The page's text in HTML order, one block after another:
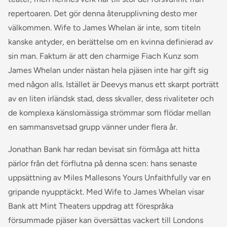
repertoaren. Det gör denna återupplivning desto mer
välkommen. Wife to James Whelan är inte, som titeln
kanske antyder, en berättelse om en kvinna definierad av
sin man. Faktum är att den charmige Fiach Kunz som
James Whelan under nästan hela pjäsen inte har gift sig
med någon alls. Istället är Deevys manus ett skarpt porträtt
av en liten irländsk stad, dess skvaller, dess rivaliteter och
de komplexa känslomässiga strömmar som flödar mellan
en sammansvetsad grupp vänner under flera år.
Jonathan Bank har redan bevisat sin förmåga att hitta
pärlor från det förflutna på denna scen: hans senaste
uppsättning av Miles Mallesons Yours Unfaithfully var en
gripande nyupptäckt. Med Wife to James Whelan visar
Bank att Mint Theaters uppdrag att förespråka
försummade pjäser kan översättas vackert till Londons